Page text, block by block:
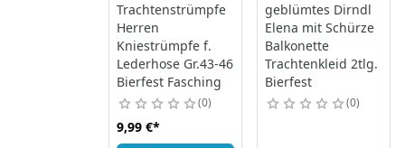
Trachtenstrümpfe
Herren
Kniestrümpfe f.
Lederhose Gr.43-46
Bierfest Fasching
0
9,99 €*
geblümtes Dirndl
Elena mit Schürze
Balkonette
Trachtenkleid 2tlg.
Bierfest
0